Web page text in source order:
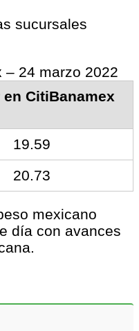
sucursales
– 24 marzo 2022
CitiBanamex
19.59
20.73
mexicano
día con avances